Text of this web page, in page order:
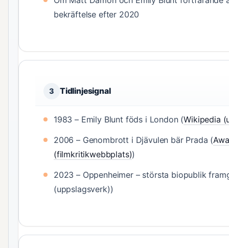
bekräftelse efter 2020
3 Tidlinjesignal
1983 – Emily Blunt föds i London (Wikipedia
2006 – Genombrott i Djävulen bär Prada (
(filmkritikwebbplats))
2023 – Oppenheimer – största biopublik
(uppslagsverk))